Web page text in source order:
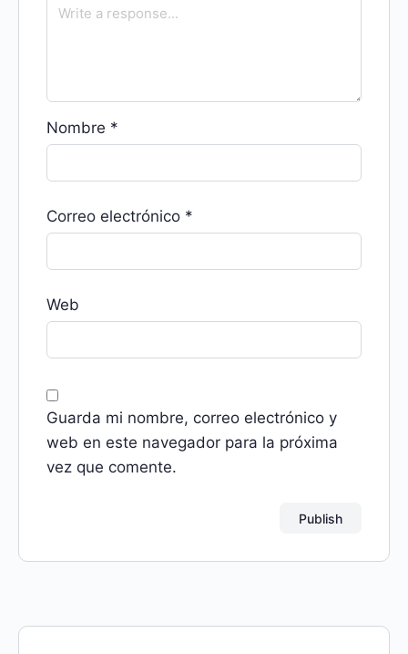
Nombre *
Correo electrónico *
Web
Guarda mi nombre, correo electrónico y
web en este navegador para la próxima
vez que comente.